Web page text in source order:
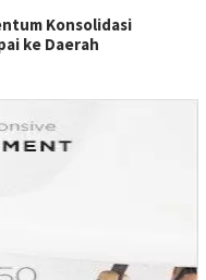
Konsolidasi
ke Daerah